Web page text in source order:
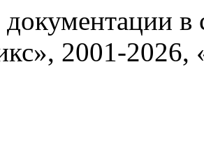
в
2001-2026,